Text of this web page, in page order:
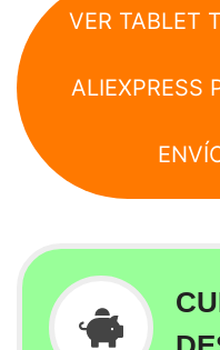
VER TABLET
ALIEXPRESS